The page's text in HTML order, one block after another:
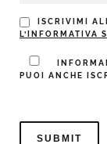
ISCRIVIMI
L’INFORMATIVA
PUOI ANCHE